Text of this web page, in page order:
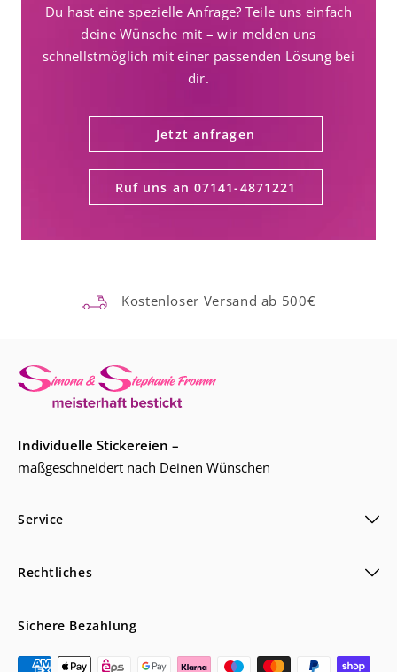
Du hast eine spezielle Anfrage? Teile uns einfach
deine Wünsche mit – wir melden uns
schnellstmöglich mit einer passenden Lösung bei
dir.
Jetzt anfragen
Ruf uns an 07141-4871221
Kostenloser Versand ab 500€
Individuelle Stickereien –
maßgeschneidert nach Deinen Wünschen
Service
Rechtliches
Sichere Bezahlung